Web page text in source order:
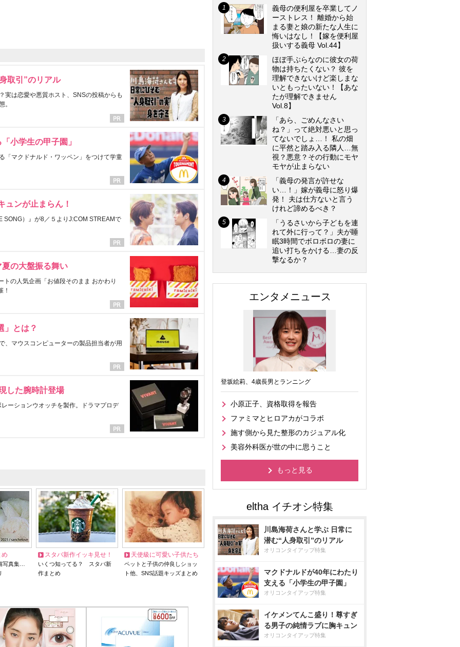
取引”のリアル
実は恋愛や悪質ホスト、SNSの投稿からも
。
小学生の甲子園」
「マクドナルド・ワッペン」をつけて学童
ュンが止まらん！
SONG）』が8／５よりJ:COM STREAMで
の大盤振る舞い
の人気企画「お値段そのまま おかわり
！
」とは？
、マウスコンピューターの製品担当者が用
した腕時計登場
ーションウオッチを製作。ドラマプロデ
め
写真集…
スタバ新作イッキ見せ！
いくつ知ってる？ スタバ新
作まとめ
天使級に可愛い子供たち
ペットと子供の仲良しショッ
ト他、SNS話題キッズまとめ
義母の便利屋を卒業してノ
ーストレス！ 離婚から始
まる妻と娘の新たな人生に
悔いはなし！【嫁を便利屋
扱いする義母 Vol.44】
ほぼ手ぶらなのに彼女の荷
物は持ちたくない？ 彼を
理解できないけど楽しまな
いともったいない！【あな
たが理解できません
Vol.8】
「あら、ごめんなさい
ね？」って絶対悪いと思っ
てないでしょ…！ 私の畑
に平然と踏み入る隣人…無
視？悪意？その行動にモヤ
モヤが止まらない
「義母の発言が許せな
い…！」嫁が義母に怒り爆
発！ 夫は仕方ないと言う
けれど諦めるべき？
「うるさいから子どもを連
れて外に行って？」夫が睡
眠3時間でボロボロの妻に
追い打ちをかける…妻の反
撃なるか？
エンタメニュース
登坂絵莉、4歳長男とランニング
小原正子、資格取得を報告
ファミマとヒロアカがコラボ
施す側から見た整形のカジュアル化
美容外科医が世の中に思うこと
もっと見る
川島海荷さんと学ぶ 日常に
潜む“人身取引”のリアル
オリコンタイアップ特集
マクドナルドが40年にわたり
支える「小学生の甲子園」
オリコンタイアップ特集
イケメンてんこ盛り！尊すぎ
る男子の純情ラブに胸キュン
オリコンタイアップ特集